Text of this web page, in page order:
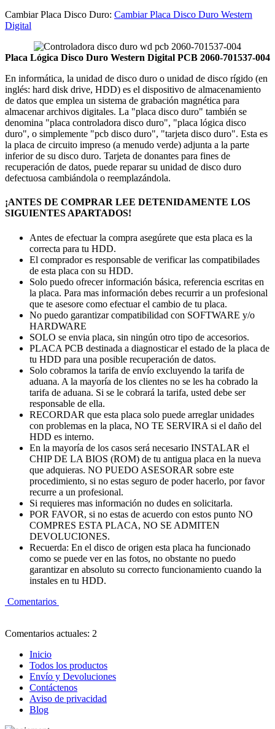
Cambiar Placa Disco Duro: Cambiar Placa Disco Duro Western
Digital
Placa Lógica Disco Duro Western Digital PCB 2060-701537-004
En informática, la unidad de disco duro o unidad de disco rígido (en
inglés: hard disk drive, HDD) es el dispositivo de almacenamiento
de datos que emplea un sistema de grabación magnética para
almacenar archivos digitales. La "placa disco duro" también se
denomina "placa controladora disco duro", "placa lógica disco
duro", o simplemente "pcb disco duro", "tarjeta disco duro". Esta es
la placa de circuito impreso (a menudo verde) adjunta a la parte
inferior de su disco duro. Tarjeta de donantes para fines de
recuperación de datos, puede reparar su unidad de disco duro
defectuosa cambiándola o reemplazándola.
¡ANTES DE COMPRAR LEE DETENIDAMENTE LOS
SIGUIENTES APARTADOS!
Antes de efectuar la compra asegúrete que esta placa es la
correcta para tu HDD.
El comprador es responsable de verificar las compatibilades
de esta placa con su HDD.
Solo puedo ofrecer información básica, referencia escritas en
la placa. Para mas información debes recurrir a un profesional
que te asesore como efectuar el cambio de tu placa.
No puedo garantizar compatibilidad con SOFTWARE y/o
HARDWARE
SOLO se envia placa, sin ningún otro tipo de accesorios.
PLACA PCB destinada a diagnosticar el estado de la placa de
tu HDD para una posible recuperación de datos.
Solo cobramos la tarifa de envío excluyendo la tarifa de
aduana. A la mayoría de los clientes no se les ha cobrado la
tarifa de aduana. Si se le cobrará la tarifa, usted debe ser
responsable de ella.
RECORDAR que esta placa solo puede arreglar unidades
con problemas en la placa, NO TE SERVIRA si el daño del
HDD es interno.
En la mayoría de los casos será necesario INSTALAR el
CHIP DE LA BIOS (ROM) de tu antigua placa en la nueva
que adquieras. NO PUEDO ASESORAR sobre este
procedimiento, si no estas seguro de poder hacerlo, por favor
recurre a un profesional.
Si requieres mas información no dudes en solicitarla.
POR FAVOR, si no estas de acuerdo con estos punto NO
COMPRES ESTA PLACA, NO SE ADMITEN
DEVOLUCIONES.
Recuerda: En el disco de origen esta placa ha funcionado
como se puede ver en las fotos, no obstante no puedo
garantizar en absoluto su correcto funcionamiento cuando la
instales en tu HDD.
Comentarios
Comentarios actuales: 2
Inicio
Todos los productos
Envío y Devoluciones
Contáctenos
Aviso de privacidad
Blog